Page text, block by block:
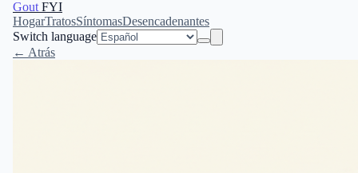
Gout FYI
HogarTratosSíntomasDesencadenantes
Switch language
← Atrás